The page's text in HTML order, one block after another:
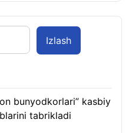
Izlash
bunyodkorlari” kasbiy
tabrikladi